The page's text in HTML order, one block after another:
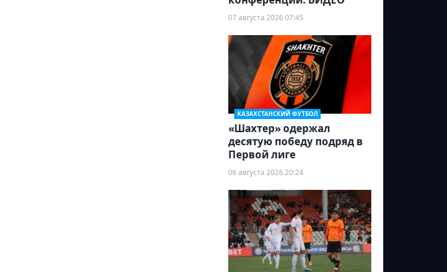
07 августа 2026 07:45
КАЗАХСТАНСКИЙ ФУТБОЛ
«Шахтер» одержал
десятую победу подряд в
Первой лиге
06 августа 2026 20:24